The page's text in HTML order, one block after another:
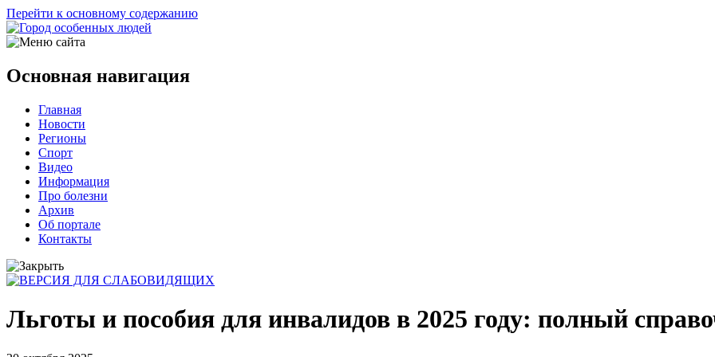
Перейти к основному содержанию
Основная навигация
Главная
Новости
Регионы
Спорт
Видео
Информация
Про болезни
Архив
Об портале
Контакты
Льготы и пособия для инвалидов в 2025 году: полный